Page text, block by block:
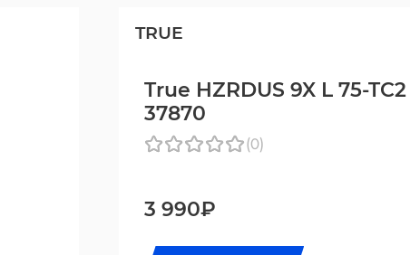
TRUE
True HZRDUS 9X L 75-
37870
(0)
3 990₽